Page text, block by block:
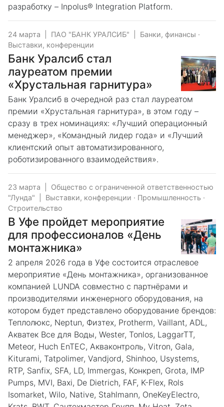
разработку – Inpolus® Integration Platform.
24 марта ПАО "БАНК УРАЛСИБ" Банки, финансы ·
Выставки, конференции
Банк Уралсиб стал
лауреатом премии
«Хрустальная гарнитура»
Банк Уралсиб в очередной раз стал лауреатом
премии «Хрустальная гарнитура», в этом году –
сразу в трех номинациях: «Лучший операционный
менеджер», «Командный лидер года» и «Лучший
клиентский опыт автоматизированного,
роботизированного взаимодействия».
23 марта
Общество с ограниченной ответственностью
"Лунда"
Выставки, конференции · Промышленность ·
Строительство
В Уфе пройдет мероприятие
для профессионалов «День
монтажника»
2 апреля 2026 года в Уфе состоится отраслевое
мероприятие «День монтажника», организованное
компанией LUNDA совместно с партнёрами и
производителями инженерного оборудования, на
котором будет представлено оборудование брендов:
Теплолюкс, Neptun, Физтех, Protherm, Vaillant, ADL,
Акватек Все для Воды, Wester, Tonlos, LaggarTT,
Meteor, Huch EnTEC, Акваконтроль, Vitron, Gala,
Kiturami, Tatpolimer, Vandjord, Shinhoo, Usystems,
RTP, Sanfix, SFA, LD, Immergas, Конкреп, Grota, IMP
Pumps, MVI, Baxi, De Dietrich, FAF, K-Flex, Rols
Isomarket, Wilo, Native, Stahlmann, OneKeyElectro,